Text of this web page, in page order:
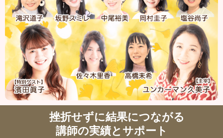
挫折せずに結果につながる
講師の実績とサポート